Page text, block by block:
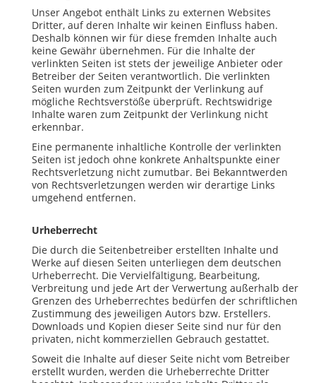
Unser Angebot enthält Links zu externen Websites
Dritter, auf deren Inhalte wir keinen Einfluss haben.
Deshalb können wir für diese fremden Inhalte auch
keine Gewähr übernehmen. Für die Inhalte der
verlinkten Seiten ist stets der jeweilige Anbieter oder
Betreiber der Seiten verantwortlich. Die verlinkten
Seiten wurden zum Zeitpunkt der Verlinkung auf
mögliche Rechtsverstöße überprüft. Rechtswidrige
Inhalte waren zum Zeitpunkt der Verlinkung nicht
erkennbar.
Eine permanente inhaltliche Kontrolle der verlinkten
Seiten ist jedoch ohne konkrete Anhaltspunkte einer
Rechtsverletzung nicht zumutbar. Bei Bekanntwerden
von Rechtsverletzungen werden wir derartige Links
umgehend entfernen.
Urheberrecht
Die durch die Seitenbetreiber erstellten Inhalte und
Werke auf diesen Seiten unterliegen dem deutschen
Urheberrecht. Die Vervielfältigung, Bearbeitung,
Verbreitung und jede Art der Verwertung außerhalb der
Grenzen des Urheberrechtes bedürfen der schriftlichen
Zustimmung des jeweiligen Autors bzw. Erstellers.
Downloads und Kopien dieser Seite sind nur für den
privaten, nicht kommerziellen Gebrauch gestattet.
Soweit die Inhalte auf dieser Seite nicht vom Betreiber
erstellt wurden, werden die Urheberrechte Dritter